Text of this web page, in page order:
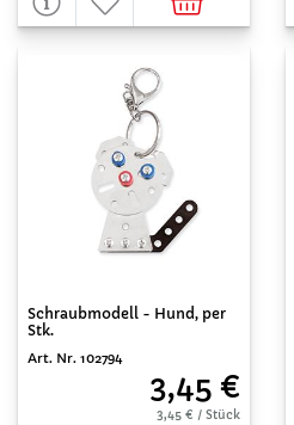
Schraubmodell - Hund, per
Stk.
Art. Nr. 102794
3,45 €
3,45 € / Stück